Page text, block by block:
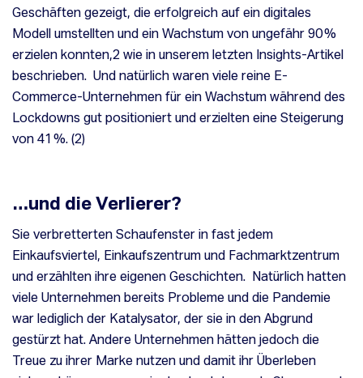
Geschäften gezeigt, die erfolgreich auf ein digitales
Modell umstellten und ein Wachstum von ungefähr 90 %
erzielen konnten,2wie in unserem letzten Insights-Artikel
beschrieben. Und natürlich waren viele reine E-
Commerce-Unternehmen für ein Wachstum während des
Lockdowns gut positioniert und erzielten eine Steigerung
von 41 %. (2)
…und die Verlierer?
Sie verbretterten Schaufenster in fast jedem
Einkaufsviertel, Einkaufszentrum und Fachmarktzentrum
und erzählten ihre eigenen Geschichten. Natürlich hatten
viele Unternehmen bereits Probleme und die Pandemie
war lediglich der Katalysator, der sie in den Abgrund
gestürzt hat. Andere Unternehmen hätten jedoch die
Treue zu ihrer Marke nutzen und damit ihr Überleben